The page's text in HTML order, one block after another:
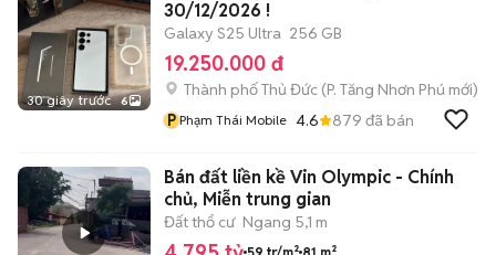
30 giây trước 6
30/12/2026 !
Galaxy S25 Ultra 256 GB
19.250.000 đ
Thành phố Thủ Đức (P. Tăng Nhơn Phú mới)
P Phạm Thái Mobile 4.6 879 đã bán
Bán đất liền kề Vin Olympic - Chính
chủ, Miễn trung gian
Đất thổ cư Ngang 5,1 m
59 tr/m² 81 m²